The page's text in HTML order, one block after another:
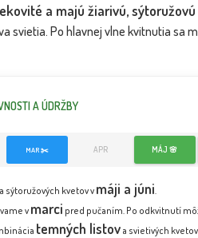
a majú žiarivú,
svietia. Po hlavnej vlne kvitnutia sa
A ÚDRŽBY
MAR ✂️ APR MÁJ 🌸
sýtoružových kvetov v máji a júni
vmarci pred pučaním. Po odkvitnutí
temných listova svietivých kvetov.